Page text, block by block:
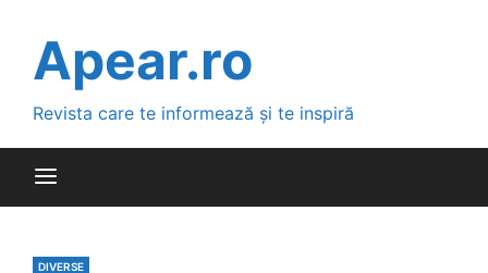
contentApear.ro
Revista care te informează și te inspiră
DIVERSE